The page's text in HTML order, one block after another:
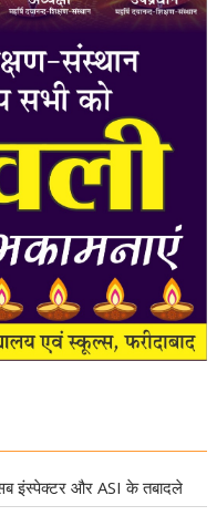
इंस्पेक्टर और ASI के तबादले